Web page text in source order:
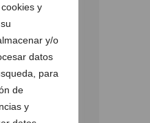
y
y/o
datos
para
de
y